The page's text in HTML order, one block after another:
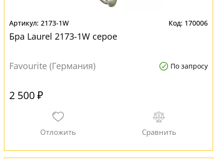
2173-1W 170006
Бра Laurel 2173-1W серое
Favourite (Германия) По запросу
2 500 ₽